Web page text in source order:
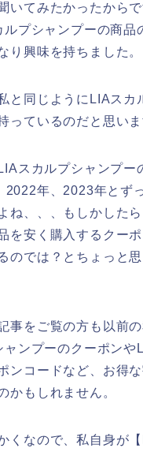
いてみたかったからで
プシャンプーの商品
り興味を持ちました。
と同じようにLIAスカ
っているのだと思いま
スカルプシャンプー
2022年、2023年とず
ね、、、もしかした
を安く購入するクー
のでは？とちょっと
事をご覧の方も以前
ャンプーのクーポンや
ンコードなど、お得
かもしれません。
くなので、私自身が